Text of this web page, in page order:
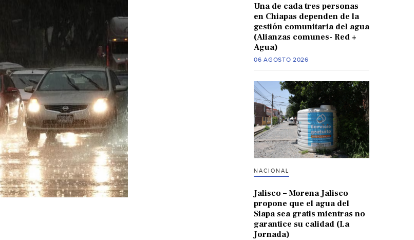
Una de cada tres personas
en Chiapas dependen de la
gestión comunitaria del agua
(Alianzas comunes- Red +
Agua)
06 AGOSTO 2026
NACIONAL
Jalisco – Morena Jalisco
propone que el agua del
Siapa sea gratis mientras no
garantice su calidad (La
Jornada)